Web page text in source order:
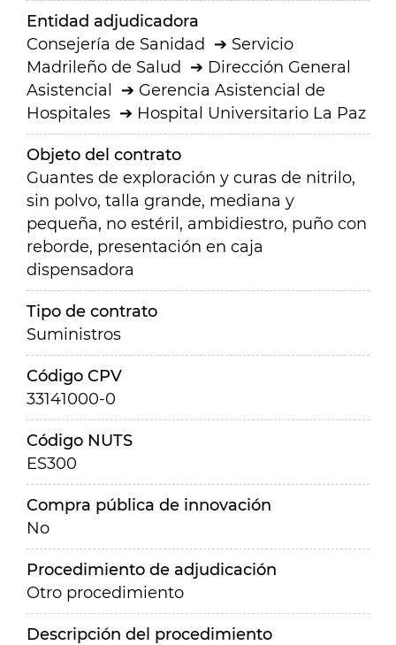
Entidad adjudicadora
Consejería de Sanidad
Servicio
Madrileño de Salud
Dirección General
Asistencial
Gerencia Asistencial de
Hospitales
Hospital Universitario La Paz
Objeto del contrato
Guantes de exploración y curas de nitrilo,
sin polvo, talla grande, mediana y
pequeña, no estéril, ambidiestro, puño con
reborde, presentación en caja
dispensadora
Tipo de contrato
Suministros
Código CPV
33141000-0
Código NUTS
ES300
Compra pública de innovación
No
Procedimiento de adjudicación
Otro procedimiento
Descripción del procedimiento